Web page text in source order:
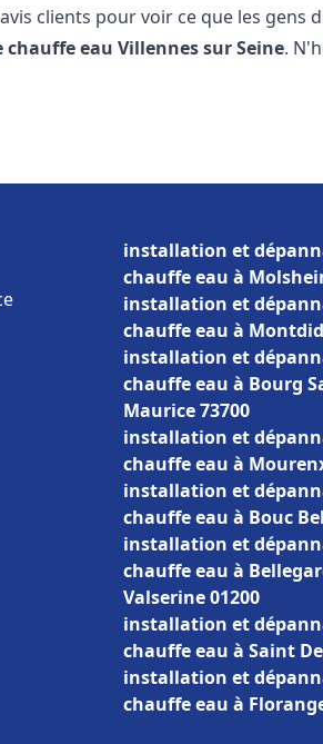
clients pour voir ce que les gens
eau Villennes sur Seine.
installation et
chauffe eau à
installation et
chauffe eau à
installation et
chauffe eau à Bourg
Maurice 73700
installation et
chauffe eau à
installation et
chauffe eau à Bouc
installation et
chauffe eau à
Valserine 01200
installation et
chauffe eau à Saint
installation et
chauffe eau à